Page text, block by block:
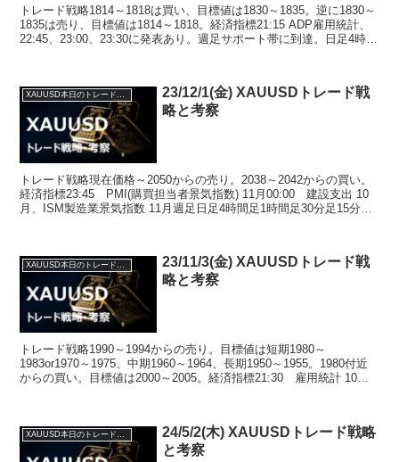
トレード戦略1814～1818は買い、目標値は1830～1835。逆に1830～
1835は売り、目標値は1814～1818。経済指標21:15 ADP雇用統計、
22:45、23:00、23:30に発表あり。週足サポート帯に到達。日足4時間
XAUUSD本日のトレード戦略と考察
23/12/1(金) XAUUSDトレード戦
略と考察
トレード戦略現在価格～2050からの売り。2038～2042からの買い。
経済指標23:45 PMI(購買担当者景気指数) 11月00:00 建設支出 10
月、ISM製造業景気指数 11月週足日足4時間足1時間足30分足15分足5
23/11/3(金) XAUUSDトレード戦
略と考察
トレード戦略1990～1994からの売り。目標値は短期1980～
1983or1970～1975、中期1960～1964、長期1950～1955。1980付近
からの買い。目標値は2000～2005。経済指標21:30 雇用統計 10月
XAUUSD本日のトレード戦略と考察
24/5/2(木) XAUUSDトレード戦略
と考察